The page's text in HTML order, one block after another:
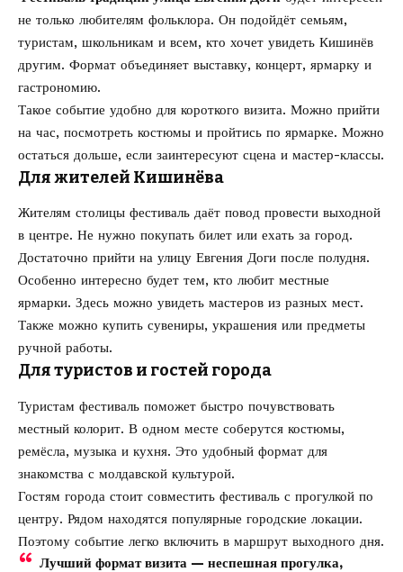
не только любителям фольклора. Он подойдёт семьям,
туристам, школьникам и всем, кто хочет увидеть Кишинёв
другим. Формат объединяет выставку, концерт, ярмарку и
гастрономию.
Такое событие удобно для короткого визита. Можно прийти
на час, посмотреть костюмы и пройтись по ярмарке. Можно
остаться дольше, если заинтересуют сцена и мастер-классы.
Для жителей Кишинёва
Жителям столицы фестиваль даёт повод провести выходной
в центре. Не нужно покупать билет или ехать за город.
Достаточно прийти на улицу Евгения Доги после полудня.
Особенно интересно будет тем, кто любит местные
ярмарки. Здесь можно увидеть мастеров из разных мест.
Также можно купить сувениры, украшения или предметы
ручной работы.
Для туристов и гостей города
Туристам фестиваль поможет быстро почувствовать
местный колорит. В одном месте соберутся костюмы,
ремёсла, музыка и кухня. Это удобный формат для
знакомства с молдавской культурой.
Гостям города стоит совместить фестиваль с прогулкой по
центру. Рядом находятся популярные городские локации.
Поэтому событие легко включить в маршрут выходного дня.
Лучший формат визита — неспешная прогулка,